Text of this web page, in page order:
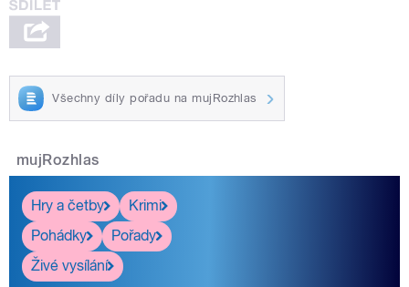
Všechny díly pořadu na mujRozhlas
mujRozhlas
Hry a četby
Krimi
Pohádky
Pořady
Živé vysílání